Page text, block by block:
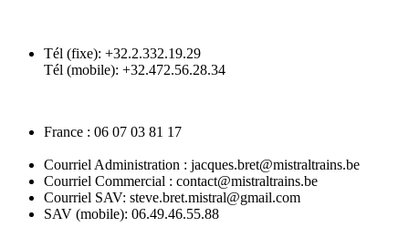
Tél (fixe): +32.2.332.19.29
Tél (mobile): +32.472.56.28.34
France : 06 07 03 81 17
Courriel Administration : jacques.bret@mistraltrains.be
Courriel Commercial : contact@mistraltrains.be
Courriel SAV: steve.bret.mistral@gmail.com
SAV (mobile): 06.49.46.55.88